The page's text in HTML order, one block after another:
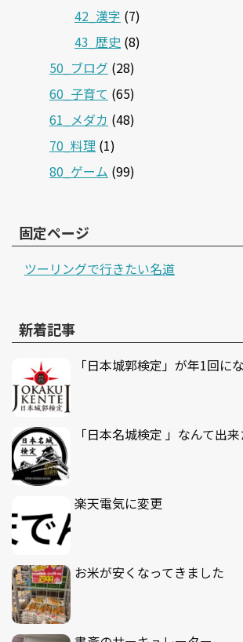
42_漢字 (7)
43_歴史 (8)
50_ブログ (28)
60_子育て (65)
61_メダカ (48)
70_料理 (1)
80_ゲーム (99)
固定ページ
ツーリングで行きたい名道
新着記事
「日本城郭検定」が年1回に
「日本名城検定 」なんて出
楽天電気に変更
お米が安くなってきました